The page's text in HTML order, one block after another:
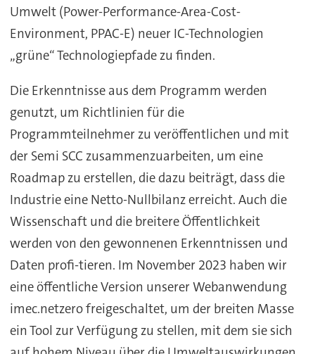
Umwelt (Power-Performance-Area-Cost-
Environment, PPAC-E) neuer IC-Technologien
„grüne“ Technologiepfade zu finden.
Die Erkenntnisse aus dem Programm werden
genutzt, um Richtlinien für die
Programmteilnehmer zu veröffentlichen und mit
der Semi SCC zusammenzuarbeiten, um eine
Roadmap zu erstellen, die dazu beiträgt, dass die
Industrie eine Netto-Nullbilanz erreicht. Auch die
Wissenschaft und die breitere Öffentlichkeit
werden von den gewonnenen Erkenntnissen und
Daten profi-tieren. Im November 2023 haben wir
eine öffentliche Version unserer Webanwendung
imec.netzero freigeschaltet, um der breiten Masse
ein Tool zur Verfügung zu stellen, mit dem sie sich